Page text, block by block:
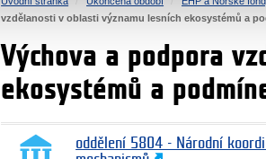
vzdělanosti v oblasti významu lesních ekosystémů a
Výchova a podpora
ekosystémů a
oddělení 5804 - Národní